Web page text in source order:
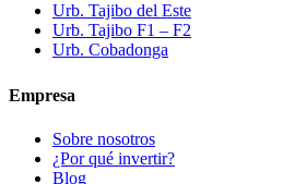
Urb. Tajibo del Este
Urb. Tajibo F1 – F2
Urb. Cobadonga
Empresa
Sobre nosotros
¿Por qué invertir?
Blog